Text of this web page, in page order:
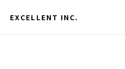
EXCELLENT INC.